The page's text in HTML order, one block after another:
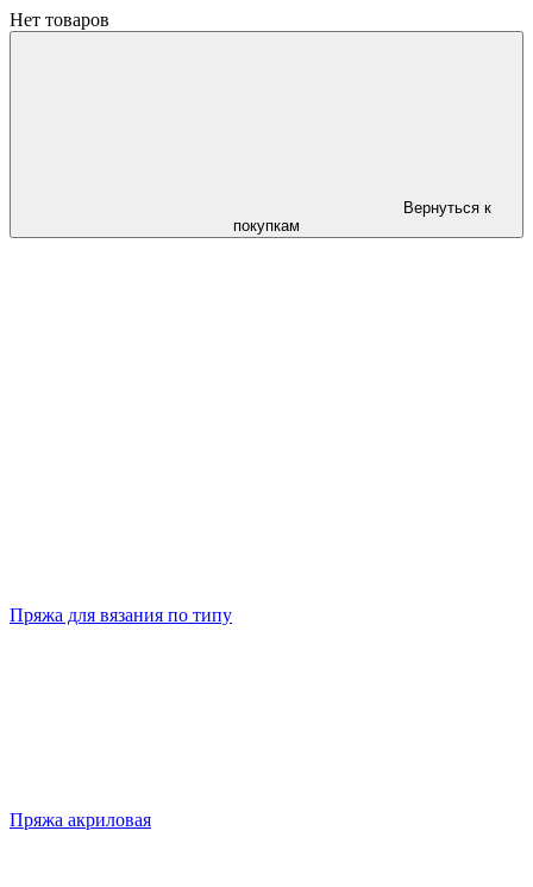
Нет товаров
Вернуться к
покупкам
Пряжа для вязания по типу
Пряжа акриловая